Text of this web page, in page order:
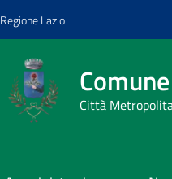
Regione Lazio
Città